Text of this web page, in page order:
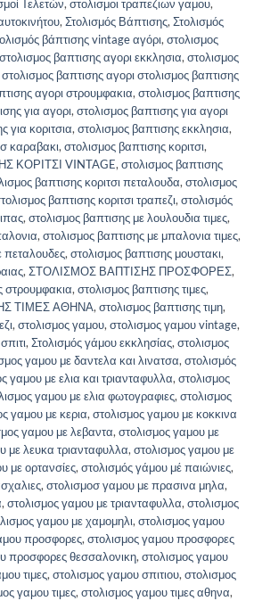
Τελετών,στολισμοι τραπεζιων γαμου,
,Στολισμός Βάπτισης,Στολισμός
βάπτισης vintage αγόρι,στολισμος
στολισμος βαπτισης αγορι εκκλησια,στολισμος
στολισμος βαπτισης αγορι στολισμος βαπτισης
αγορι στρουμφακια,στολισμος βαπτισης
για αγορι,στολισμος βαπτισης για αγορι
για κοριτσια,στολισμος βαπτισης εκκλησια,
καραβακι,στολισμος βαπτισης κοριτσι,
ΚΟΡΙΤΣΙ VINTAGE,στολισμος βαπτισης
βαπτισης κοριτσι πεταλουδα,στολισμος
βαπτισης κοριτσι τραπεζι,στολισμός
,στολισμος βαπτισης με λουλουδια τιμες,
,στολισμος βαπτισης με μπαλονια τιμες,
πεταλουδες,στολισμος βαπτισης μουστακι,
,ΣΤΟΛΙΣΜΟΣ ΒΑΠΤΙΣΗΣ ΠΡΟΣΦΟΡΕΣ,
στρουμφακια,στολισμος βαπτισης τιμες,
ΤΙΜΕΣ ΑΘΗΝΑ,στολισμος βαπτισης τιμη,
,στολισμος γαμου,στολισμος γαμου vintage,
,Στολισμός γάμου εκκλησίας,στολισμος
γαμου με δαντελα και λινατσα,στολισμός
γαμου με ελια και τριανταφυλλα,στολισμος
γαμου με ελια φωτογραφιες,στολισμος
γαμου με κερια,στολισμος γαμου με κοκκινα
γαμου με λεβαντα,στολισμος γαμου με
με λευκα τριανταφυλλα,στολισμος γαμου με
με ορτανσίες,στολισμός γάμου μέ παιώνιες,
,στολισμοσ γαμου με πρασινα μηλα,
,στολισμος γαμου με τριανταφυλλα,στολισμος
γαμου με χαμομηλι,στολισμος γαμου
προσφορες,στολισμος γαμου προσφορες
προσφορες θεσσαλονικη,στολισμος γαμου
τιμες,στολισμος γαμου σπιτιου,στολισμος
γαμου τιμες,στολισμος γαμου τιμες αθηνα,